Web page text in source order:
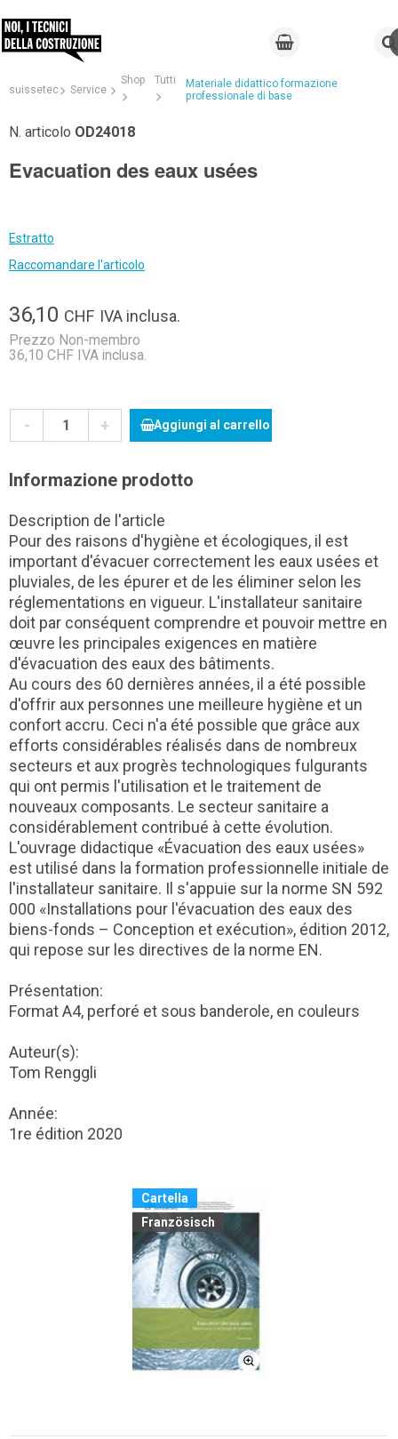
suissetec Service
Shop Tutti
Materiale didattico formazione
professionale di base
N. articolo OD24018
Evacuation des eaux usées
Estratto
Raccomandare l'articolo
36,10 CHF IVA inclusa.
Prezzo Non-membro
36,10 CHF IVA inclusa.
- + Aggiungi al carrello
Informazione prodotto
Description de l'article
Pour des raisons d'hygiène et écologiques, il est
important d'évacuer correctement les eaux usées et
pluviales, de les épurer et de les éliminer selon les
réglementations en vigueur. L'installateur sanitaire
doit par conséquent comprendre et pouvoir mettre en
œuvre les principales exigences en matière
d'évacuation des eaux des bâtiments.
Au cours des 60 dernières années, il a été possible
d'offrir aux personnes une meilleure hygiène et un
confort accru. Ceci n'a été possible que grâce aux
efforts considérables réalisés dans de nombreux
secteurs et aux progrès technologiques fulgurants
qui ont permis l'utilisation et le traitement de
nouveaux composants. Le secteur sanitaire a
considérablement contribué à cette évolution.
L'ouvrage didactique «Évacuation des eaux usées»
est utilisé dans la formation professionnelle initiale de
l'installateur sanitaire. Il s'appuie sur la norme SN 592
000 «Installations pour l'évacuation des eaux des
biens-fonds – Conception et exécution», édition 2012,
qui repose sur les directives de la norme EN.
Présentation:
Format A4, perforé et sous banderole, en couleurs
Auteur(s):
Tom Renggli
Année:
1re édition 2020
Cartella
Französisch